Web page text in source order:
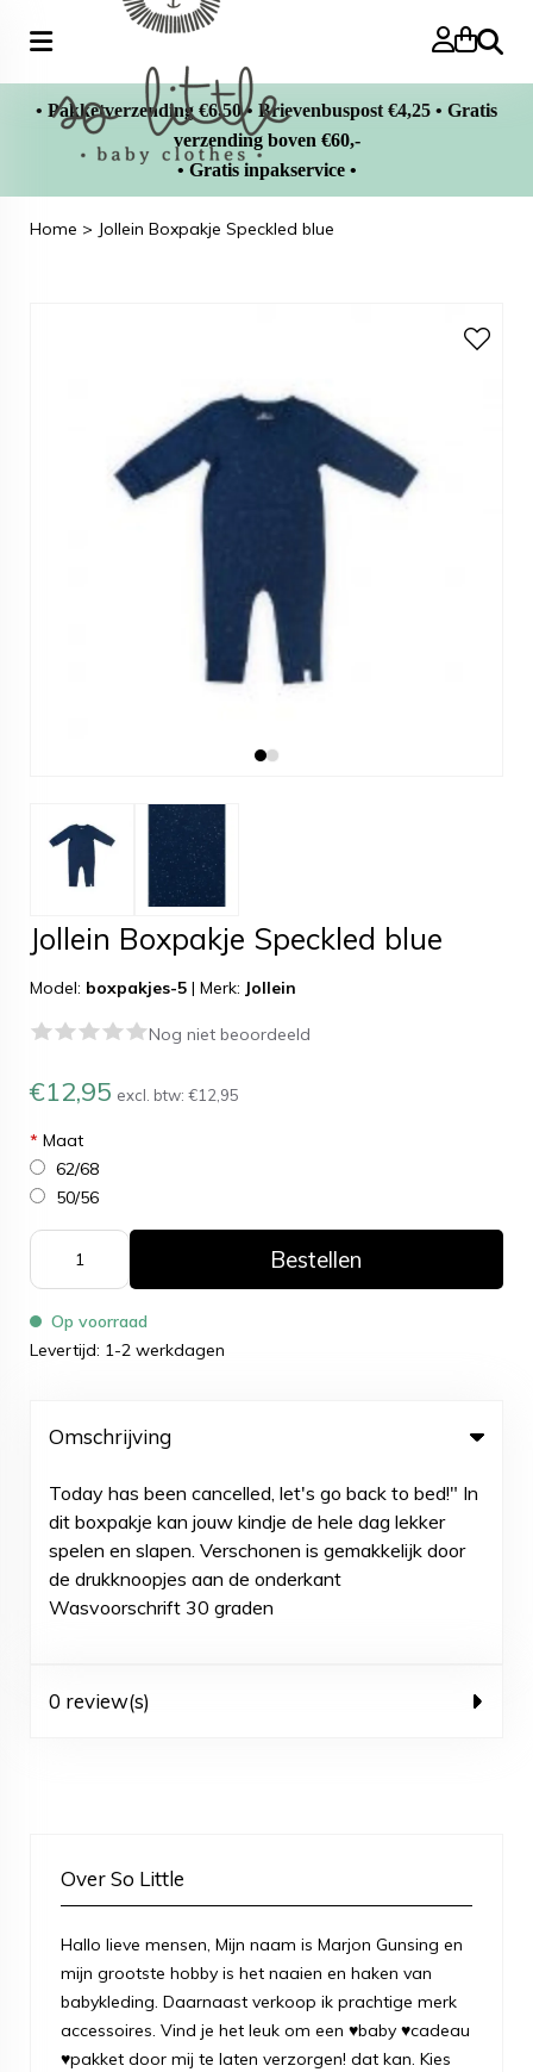
Zoeken
• Pakketverzending €6,50 • Brievenbuspost €4,25 • Gratis
verzending boven €60,-
• Gratis inpakservice •
Home > Jollein Boxpakje Speckled blue
Jollein Boxpakje Speckled blue
Model: boxpakjes-5 | Merk: Jollein
Nog niet beoordeeld
€12,95 excl. btw: €12,95
* Maat
62/68
50/56
Bestellen
Op voorraad
Levertijd: 1-2 werkdagen
Omschrijving
Today has been cancelled, let's go back to bed!" In
dit boxpakje kan jouw kindje de hele dag lekker
spelen en slapen. Verschonen is gemakkelijk door
de drukknoopjes aan de onderkant
Wasvoorschrift 30 graden
0 review(s)
Over So Little
Hallo lieve mensen, Mijn naam is Marjon Gunsing en
mijn grootste hobby is het naaien en haken van
babykleding. Daarnaast verkoop ik prachtige merk
accessoires. Vind je het leuk om een ♥baby ♥cadeau
♥pakket door mij te laten verzorgen! dat kan. Kies